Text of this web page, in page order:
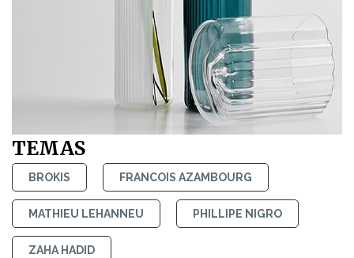
TEMAS
BROKIS FRANCOIS AZAMBOURG
MATHIEU LEHANNEU PHILLIPE NIGRO
ZAHA HADID